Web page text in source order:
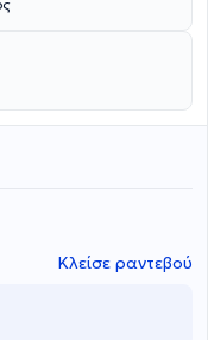
Κλείσε ραντεβού